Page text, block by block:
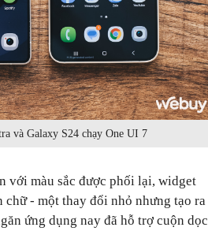
và Galaxy S24 chạy One UI 7
với màu sắc được phối lại, widget
chữ- một thay đổi nhỏ nhưng tạo ra
ứng dụng nay đã hỗ trợ cuộn dọc